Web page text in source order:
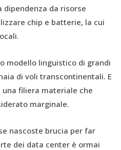
da risorse
chip e batterie, la cui
modello linguistico di grandi
di voli transcontinentali. E
filiera materiale che
marginale.
nascoste brucia per far
dei data center è ormai